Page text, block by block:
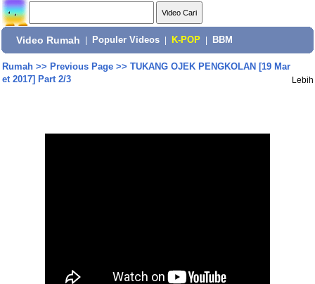
Video Rumah Populer Videos K-POP BBM
Rumah>> Previous Page>> TUKANG OJEK PENGKOLAN [19 Mar
et 2017] Part 2/3
Lebih